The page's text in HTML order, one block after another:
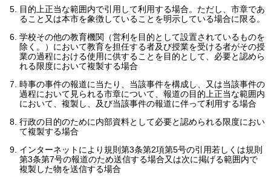
目的上正当な範囲内で引用して利用する場合。ただし、市章であ
ること又は本市を象徴していることを明示している場合に限る。
学校その他の教育機関（営利を目的として設置されているものを
除く。）において教育を担任する者及び授業を受ける者がその授
業の過程における使用に供することを目的として、必要と認めら
れる限度において複製する場合
時事の事件の報道に当たり、当該事件を構成し、又は当該事件の
過程において見られる市章について、報道の目的上正当な範囲内
において、複製し、及び当該事件の報道に伴って利用する場合
行政の目的のために内部資料として必要と認められる限度におい
て複製する場合
インターネットにより規則第3条第2項第5号の引用若しくは規則
第3条第7号の報道のため送信する場合又は次に掲げる範囲内で
複製した物を送信する場合